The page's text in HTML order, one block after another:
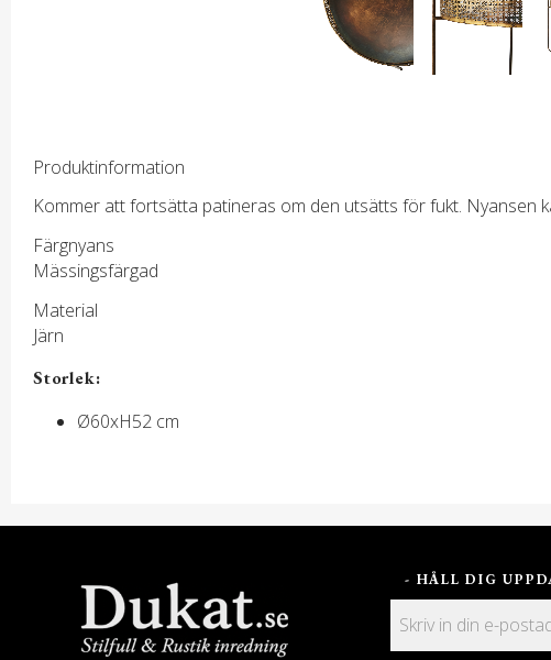
Produktinformation
Kommer att fortsätta patineras om den utsätts för fukt. Nyansen
Färgnyans
Mässingsfärgad
Material
Järn
Storlek:
Ø60xH52 cm
- HÅLL DIG